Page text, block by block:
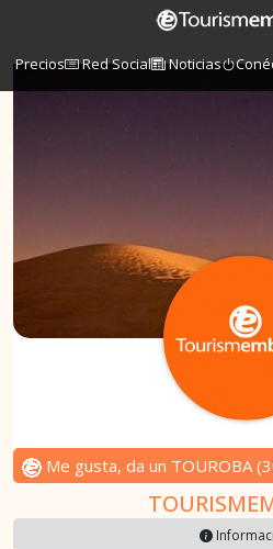
Precios Red Social Noticias
Me gusta, da un TOUROBA(